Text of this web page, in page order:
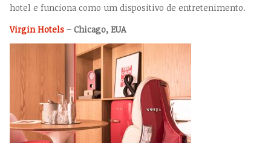
hotel e funciona como um dispositivo de entretenimento.
Virgin Hotels – Chicago, EUA